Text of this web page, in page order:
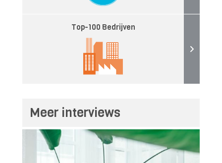
Top-100 Bedrijven
Meer interviews